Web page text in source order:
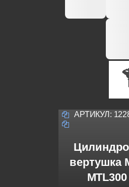
АРТИКУЛ:
вертушка